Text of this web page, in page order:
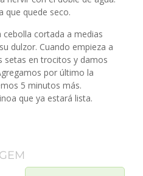
que quede seco.
cortada a medias
dulzor. Cuando empieza a
setas en trocitos y damos
por último la
5 minutos más.
que ya estará lista.